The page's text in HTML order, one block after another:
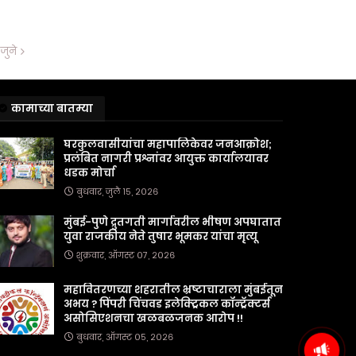
जुने
कामाच्या बातम्या
घरकुलवासीयांचा महापालिकेवर जनआक्रोश;
प्रलंबित नागरी प्रश्नांवर आयुक्त कार्यालयावर
धडक मोर्चा
बुधवार, जुलै १५, २०२६
मुंबई-पुणे द्रुतगती मार्गावरील भीषण अपघातात
युवा राजकीय नेते तुषार भूमकर यांचा मृत्यू
शुक्रवार, ऑगस्ट ०७, २०२६
महावितरणच्या शहरातील भ्रष्टाचाराला मुंबईतून
अभय ? पिंपरी चिंचवड इलेक्ट्रिकल कॉन्ट्रॅक्टर्स
असोसिएशनचा खळबळजनक आरोप !!
बुधवार, ऑगस्ट ०५, २०२६